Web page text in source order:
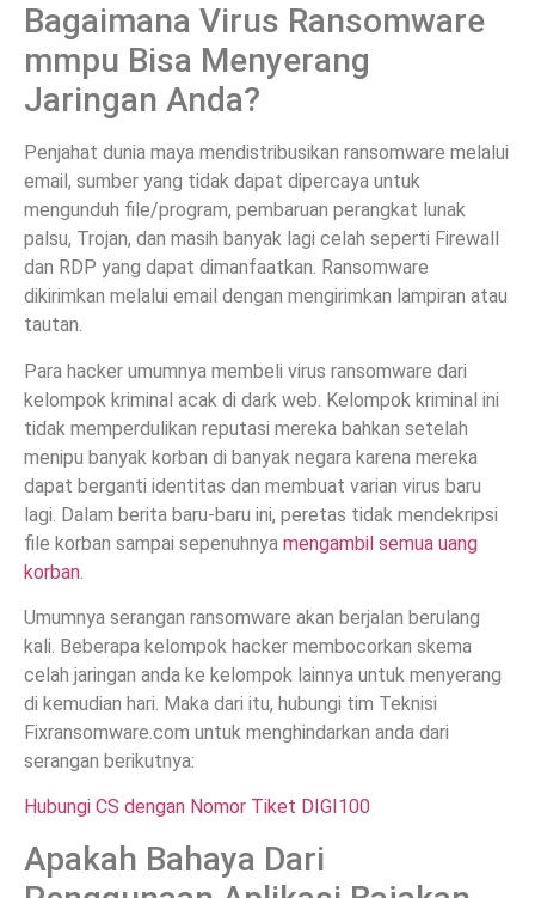
Bagaimana Virus Ransomware
mmpu Bisa Menyerang
Jaringan Anda?
Penjahat dunia maya mendistribusikan ransomware melalui
email, sumber yang tidak dapat dipercaya untuk
mengunduh file/program, pembaruan perangkat lunak
palsu, Trojan, dan masih banyak lagi celah seperti Firewall
dan RDP yang dapat dimanfaatkan. Ransomware
dikirimkan melalui email dengan mengirimkan lampiran atau
tautan.
Para hacker umumnya membeli virus ransomware dari
kelompok kriminal acak di dark web. Kelompok kriminal ini
tidak memperdulikan reputasi mereka bahkan setelah
menipu banyak korban di banyak negara karena mereka
dapat berganti identitas dan membuat varian virus baru
lagi. Dalam berita baru-baru ini, peretas tidak mendekripsi
file korban sampai sepenuhnya mengambil semua uang
korban
Umumnya serangan ransomware akan berjalan berulang
kali. Beberapa kelompok hacker membocorkan skema
celah jaringan anda ke kelompok lainnya untuk menyerang
di kemudian hari. Maka dari itu, hubungi tim Teknisi
Fixransomware.com untuk menghindarkan anda dari
serangan berikutnya:
Hubungi CS dengan Nomor Tiket DIGI100
Apakah Bahaya Dari